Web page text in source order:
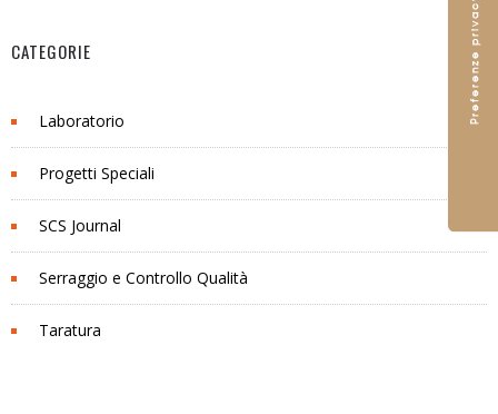
CATEGORIE
Laboratorio
Progetti Speciali
SCS Journal
Serraggio e Controllo Qualità
Taratura